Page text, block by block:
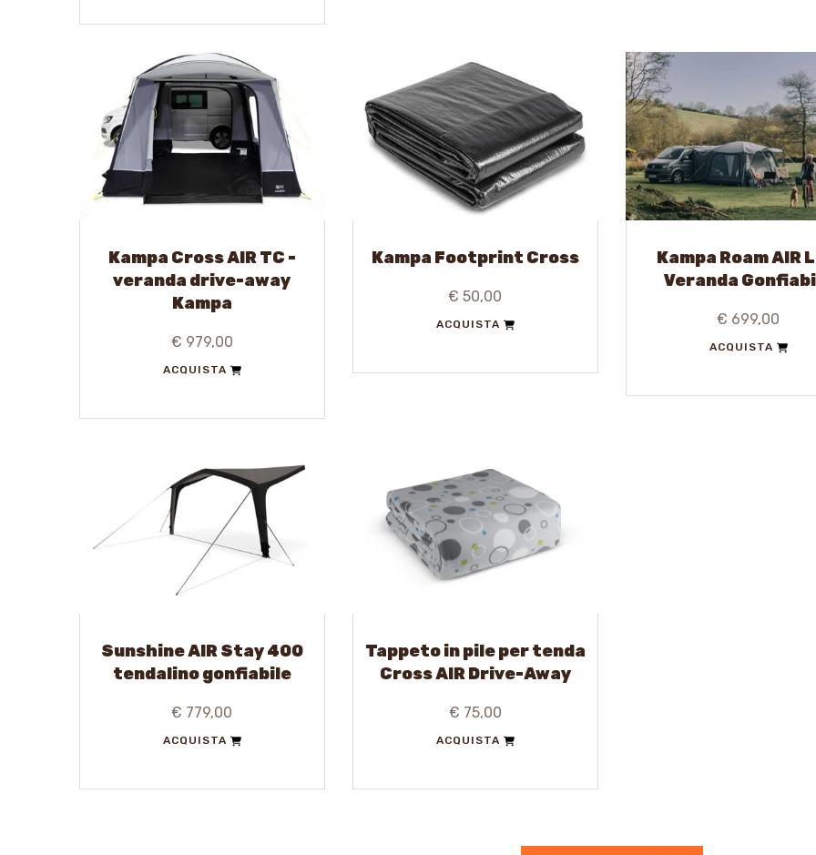
Kampa Cross AIR TC -
veranda drive-away
Kampa
€ 979,00
ACQUISTA
Kampa Footprint Cross
€ 50,00
ACQUISTA
Kampa Roam AIR
Veranda
€ 699,00
ACQUISTA
Sunshine AIR Stay 400
tendalino gonfiabile
€ 779,00
ACQUISTA
Tappeto in pile per tenda
Cross AIR Drive-Away
€ 75,00
ACQUISTA